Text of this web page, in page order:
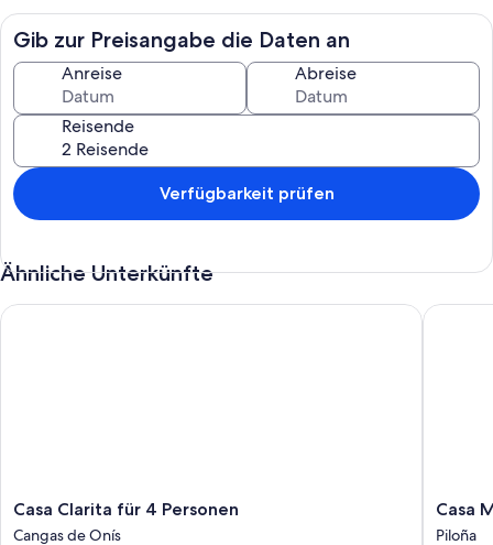
Gib zur Preisangabe die Daten an
Anreise Abreise
Reisende
Verfügbarkeit prüfen
Ähnliche Unterkünfte
Casa
Clarita
Casa Clarita für 4 Personen
Cangas de Onís
Casa Clarita für 4 Personen
Casa
Martina
Casa
Piloña
Casa